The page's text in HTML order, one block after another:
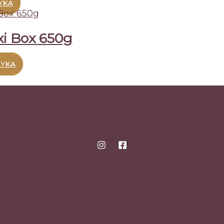
Box 650g